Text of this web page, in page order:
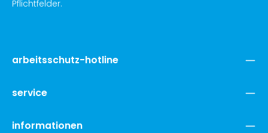
Pflichtfelder.
arbeitsschutz-hotline
service
informationen